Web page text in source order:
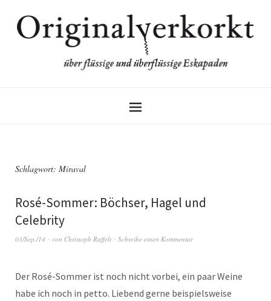
Schlagwort: Miraval
Rosé-Sommer: Böchser, Hagel und
Celebrity
03/Sep./14 von Christoph Raffelt Schreibe einen Kommentar
Der Rosé-Sommer ist noch nicht vorbei, ein paar Weine
habe ich noch in petto. Liebend gerne beispielsweise